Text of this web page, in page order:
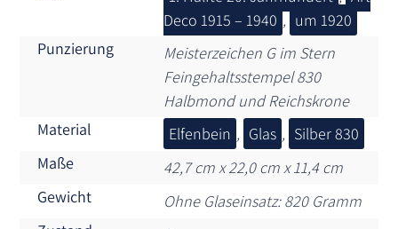
Deco 1915 – 1940 , um 1920
Punzierung
Meisterzeichen G im Stern
Feingehaltsstempel 830
Halbmond und Reichskrone
Material
Elfenbein , Glas , Silber 830
Maße
42,7 cm x 22,0 cm x 11,4 cm
Gewicht
Ohne Glaseinsatz: 820 Gramm